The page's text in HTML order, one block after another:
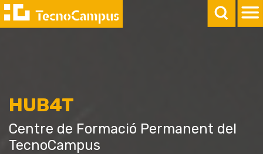
HUB4T
Centre de Formació Permanent del
TecnoCampus